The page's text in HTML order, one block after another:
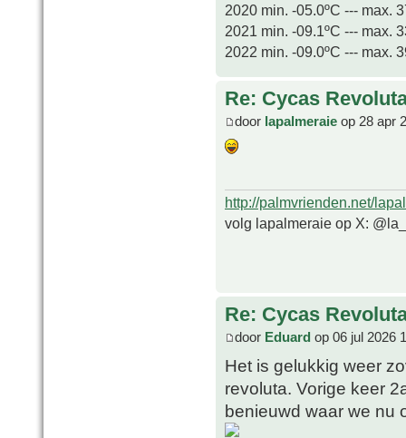
2020 min. -05.0ºC --- max.
2021 min. -09.1ºC --- max.
2022 min. -09.0ºC --- max.
Re: Cycas
door lapalmeraie op 28 apr
http://palmvrienden.net/
volg lapalmeraie op X:
Re: Cycas
door Eduard op 06 jul 2026
Het is gelukkig weer
revoluta. Vorige keer
benieuwd waar we nu